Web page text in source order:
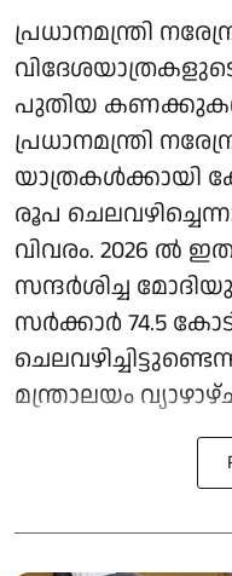
പ്രധാനമന്ത്രി
പുതിയ
പ്രധാനമന്ത്രി
യാത്രകള്‍ക്കായി
രൂപ
വിവരം. 2026 ല്‍
സന്ദര്‍ശിച്ച
സര്‍ക്കാര്‍ 74.5
മന്ത്രാലയം